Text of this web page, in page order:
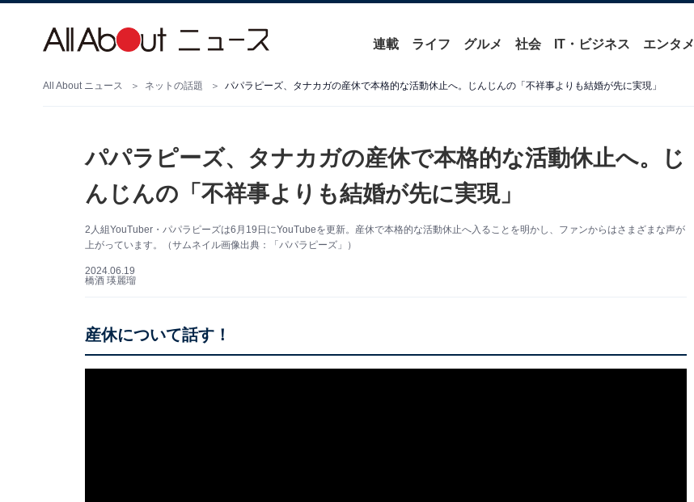
連載 ライフ グルメ 社会 IT・ビジネス エンタメ
All About ニュース ネットの話題 パパラピーズ、タナカガの産休で本格的な活動休止へ。じんじんの「不祥事よりも結婚が先に実現」
パパラピーズ、タナカガの産休で本格的な活動休止へ。じ
んじんの「不祥事よりも結婚が先に実現」
2人組YouTuber・パパラピーズは6月19日にYouTubeを更新。産休で本格的な活動休止へ入ることを明かし、ファンからはさまざまな声が
上がっています。（サムネイル画像出典：「パパラピーズ」）
2024.06.19
橋酒 瑛麗瑠
産休について話す！